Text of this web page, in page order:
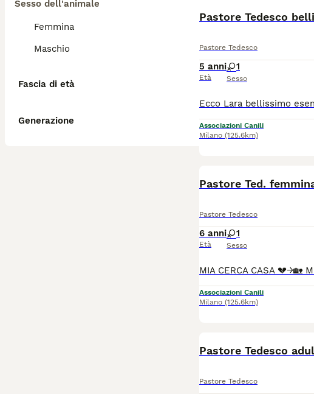
Sesso dell'animale
Femmina
Maschio
Fascia di età
Generazione
Pastore Tedesco
Pastore Tedesco
5 anni
Età
1
Sesso
Associazioni Canili
Milano (125.6km)
Pastore Ted.
Pastore Tedesco
6 anni
Età
1
Sesso
Associazioni Canili
Milano (125.6km)
Pastore Tedesco